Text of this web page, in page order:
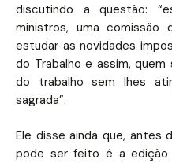
discutindo a questão:
ministros, uma comissão
estudar as novidades
do Trabalho e assim,
do trabalho sem lhes
sagrada”.
Ele disse ainda que, antes
pode ser feito é a edição